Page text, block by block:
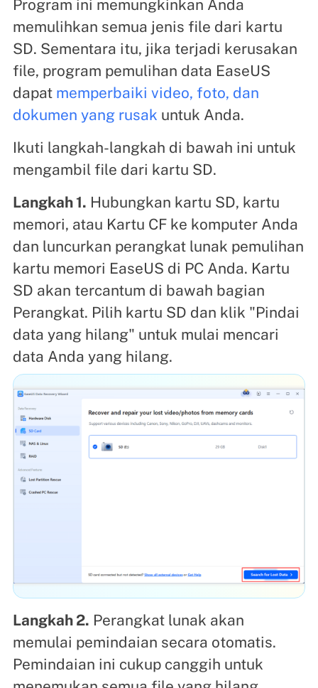
Program ini memungkinkan Anda
memulihkan semua jenis file dari kartu
SD. Sementara itu, jika terjadi kerusakan
file, program pemulihan data EaseUS
dapat memperbaiki video, foto, dan
dokumen yang rusak untuk Anda.
Ikuti langkah-langkah di bawah ini untuk
mengambil file dari kartu SD.
Langkah 1. Hubungkan kartu SD, kartu
memori, atau Kartu CF ke komputer Anda
dan luncurkan perangkat lunak pemulihan
kartu memori EaseUS di PC Anda. Kartu
SD akan tercantum di bawah bagian
Perangkat. Pilih kartu SD dan klik "Pindai
data yang hilang" untuk mulai mencari
data Anda yang hilang.
Langkah 2. Perangkat lunak akan
memulai pemindaian secara otomatis.
Pemindaian ini cukup canggih untuk